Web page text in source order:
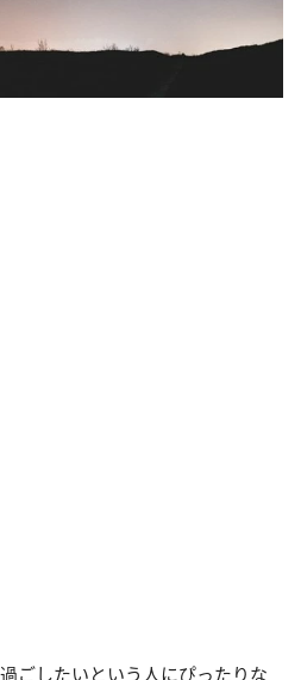
ごしたいという人にぴったりな